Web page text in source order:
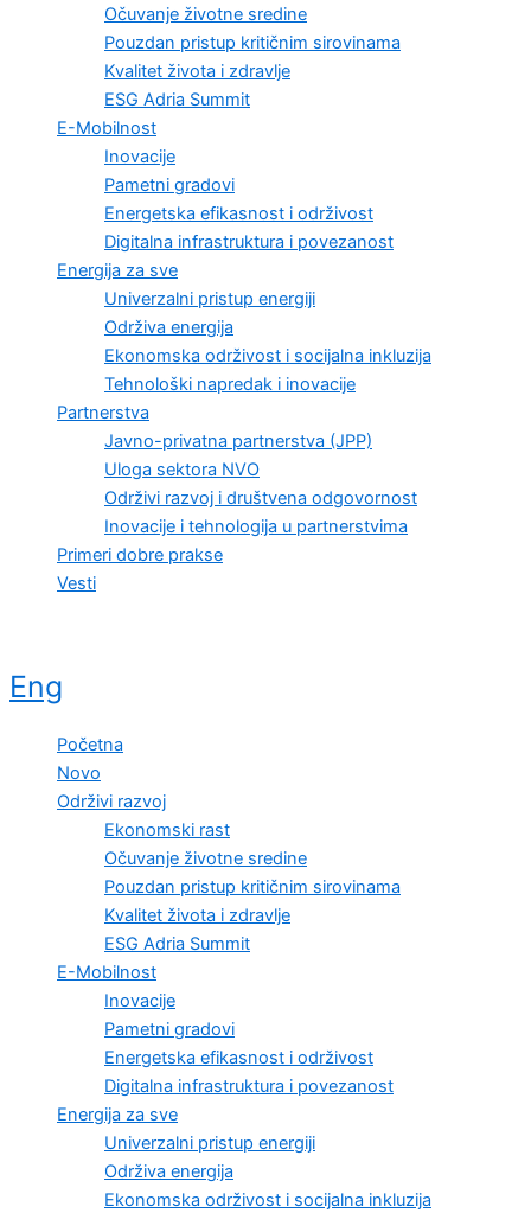
Očuvanje životne sredine
Pouzdan pristup kritičnim sirovinama
Kvalitet života i zdravlje
ESG Adria Summit
E-Mobilnost
Inovacije
Pametni gradovi
Energetska efikasnost i održivost
Digitalna infrastruktura i povezanost
Energija za sve
Univerzalni pristup energiji
Održiva energija
Ekonomska održivost i socijalna inkluzija
Tehnološki napredak i inovacije
Partnerstva
Javno-privatna partnerstva (JPP)
Uloga sektora NVO
Održivi razvoj i društvena odgovornost
Inovacije i tehnologija u partnerstvima
Primeri dobre prakse
Vesti
Eng
Početna
Novo
Održivi razvoj
Ekonomski rast
Očuvanje životne sredine
Pouzdan pristup kritičnim sirovinama
Kvalitet života i zdravlje
ESG Adria Summit
E-Mobilnost
Inovacije
Pametni gradovi
Energetska efikasnost i održivost
Digitalna infrastruktura i povezanost
Energija za sve
Univerzalni pristup energiji
Održiva energija
Ekonomska održivost i socijalna inkluzija